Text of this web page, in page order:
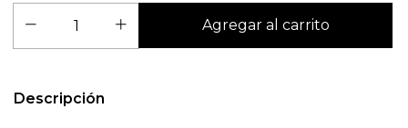
Descripción